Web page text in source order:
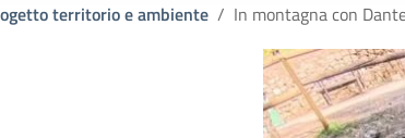
territorio e ambiente In montagna con